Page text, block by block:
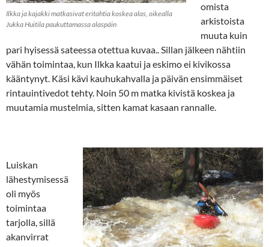
Ilkka ja kajakki matkasivat eritahtia koskea alas, oikealla
Jukka Huitila paukuttamassa alaspäin
omista
arkistoista
muuta kuin
pari hyisessä sateessa otettua kuvaa.. Sillan jälkeen nähtiin
vähän toimintaa, kun Ilkka kaatui ja eskimo ei kivikossa
kääntynyt. Käsi kävi kauhukahvalla ja päivän ensimmäiset
rintauintivedot tehty. Noin 50 m matka kivistä koskea ja
muutamia mustelmia, sitten kamat kasaan rannalle.
Luiskan
lähestymisessä
oli myös
toimintaa
tarjolla, sillä
akanvirrat